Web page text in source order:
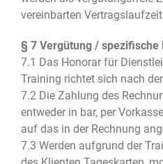
vereinbarten
§ 7 Vergütung / spezifische
7.1 Das Honorar für
Training richtet sich nach
7.2 Die Zahlung des
entweder in bar, per
auf das in der Rechnung
7.3 Werden aufgrund der